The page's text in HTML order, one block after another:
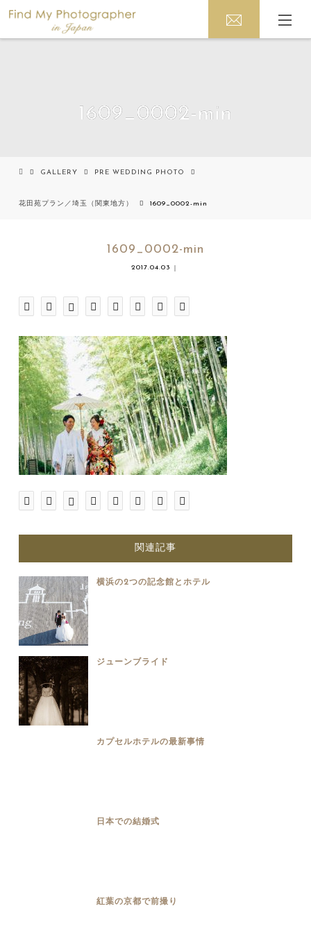
1609_0002-min
GALLERY PRE WEDDING PHOTO
花田苑プラン／埼玉（関東地方） 1609_0002-min
1609_0002-min
2017.04.03
関連記事
横浜の2つの記念館とホテル
ジューンブライド
カプセルホテルの最新事情
日本での結婚式
紅葉の京都で前撮り